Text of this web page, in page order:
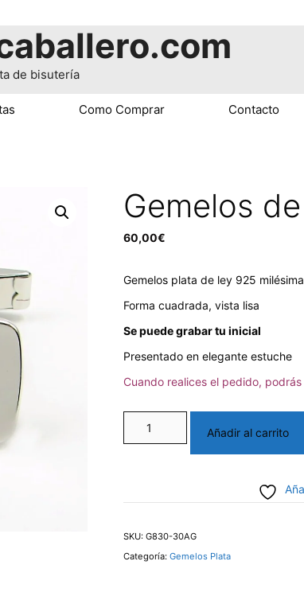
de bisutería
Como Comprar Contacto
Gemelos
60,00€
Gemelos plata de ley 925
Forma cuadrada, vista lisa
Se puede grabar tu inicial
Presentado en elegante estuche
Cuando realices el pedido,
Gemelos
de
cantidad
Añadir al carrito
SKU:G830-30AG
Categoría:Gemelos Plata